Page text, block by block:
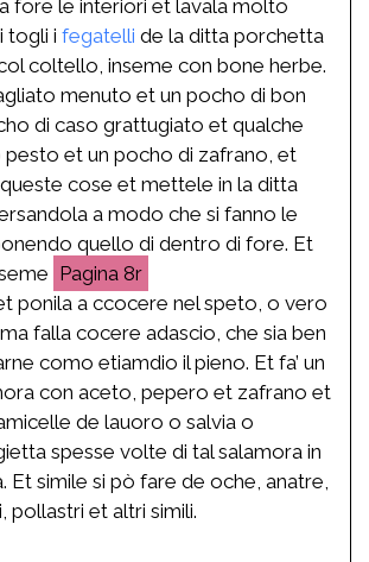
fore le interiori et lavala molto
togli i fegatelli de la ditta porchetta
coltello, inseme con bone herbe.
menuto et un pocho di bon
di caso grattugiato et qualche
et un pocho di zafrano, et
cose et mettele in la ditta
a modo che si fanno le
quello di dentro di fore. Et
8r
ponila a ccocere nel speto, o vero
falla cocere adascio, che sia ben
como etiamdio il pieno. Et fa’ un
con aceto, pepero et zafrano et
de lauoro o salvia o
spesse volte di tal salamora in
Et simile si pò fare de oche, anatre,
pollastri et altri simili.